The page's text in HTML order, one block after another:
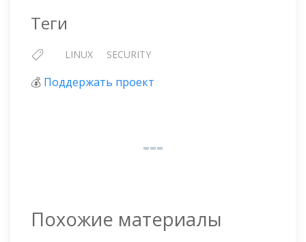
Теги
LINUX SECURITY
💰 Поддержать проект
Похожие материалы